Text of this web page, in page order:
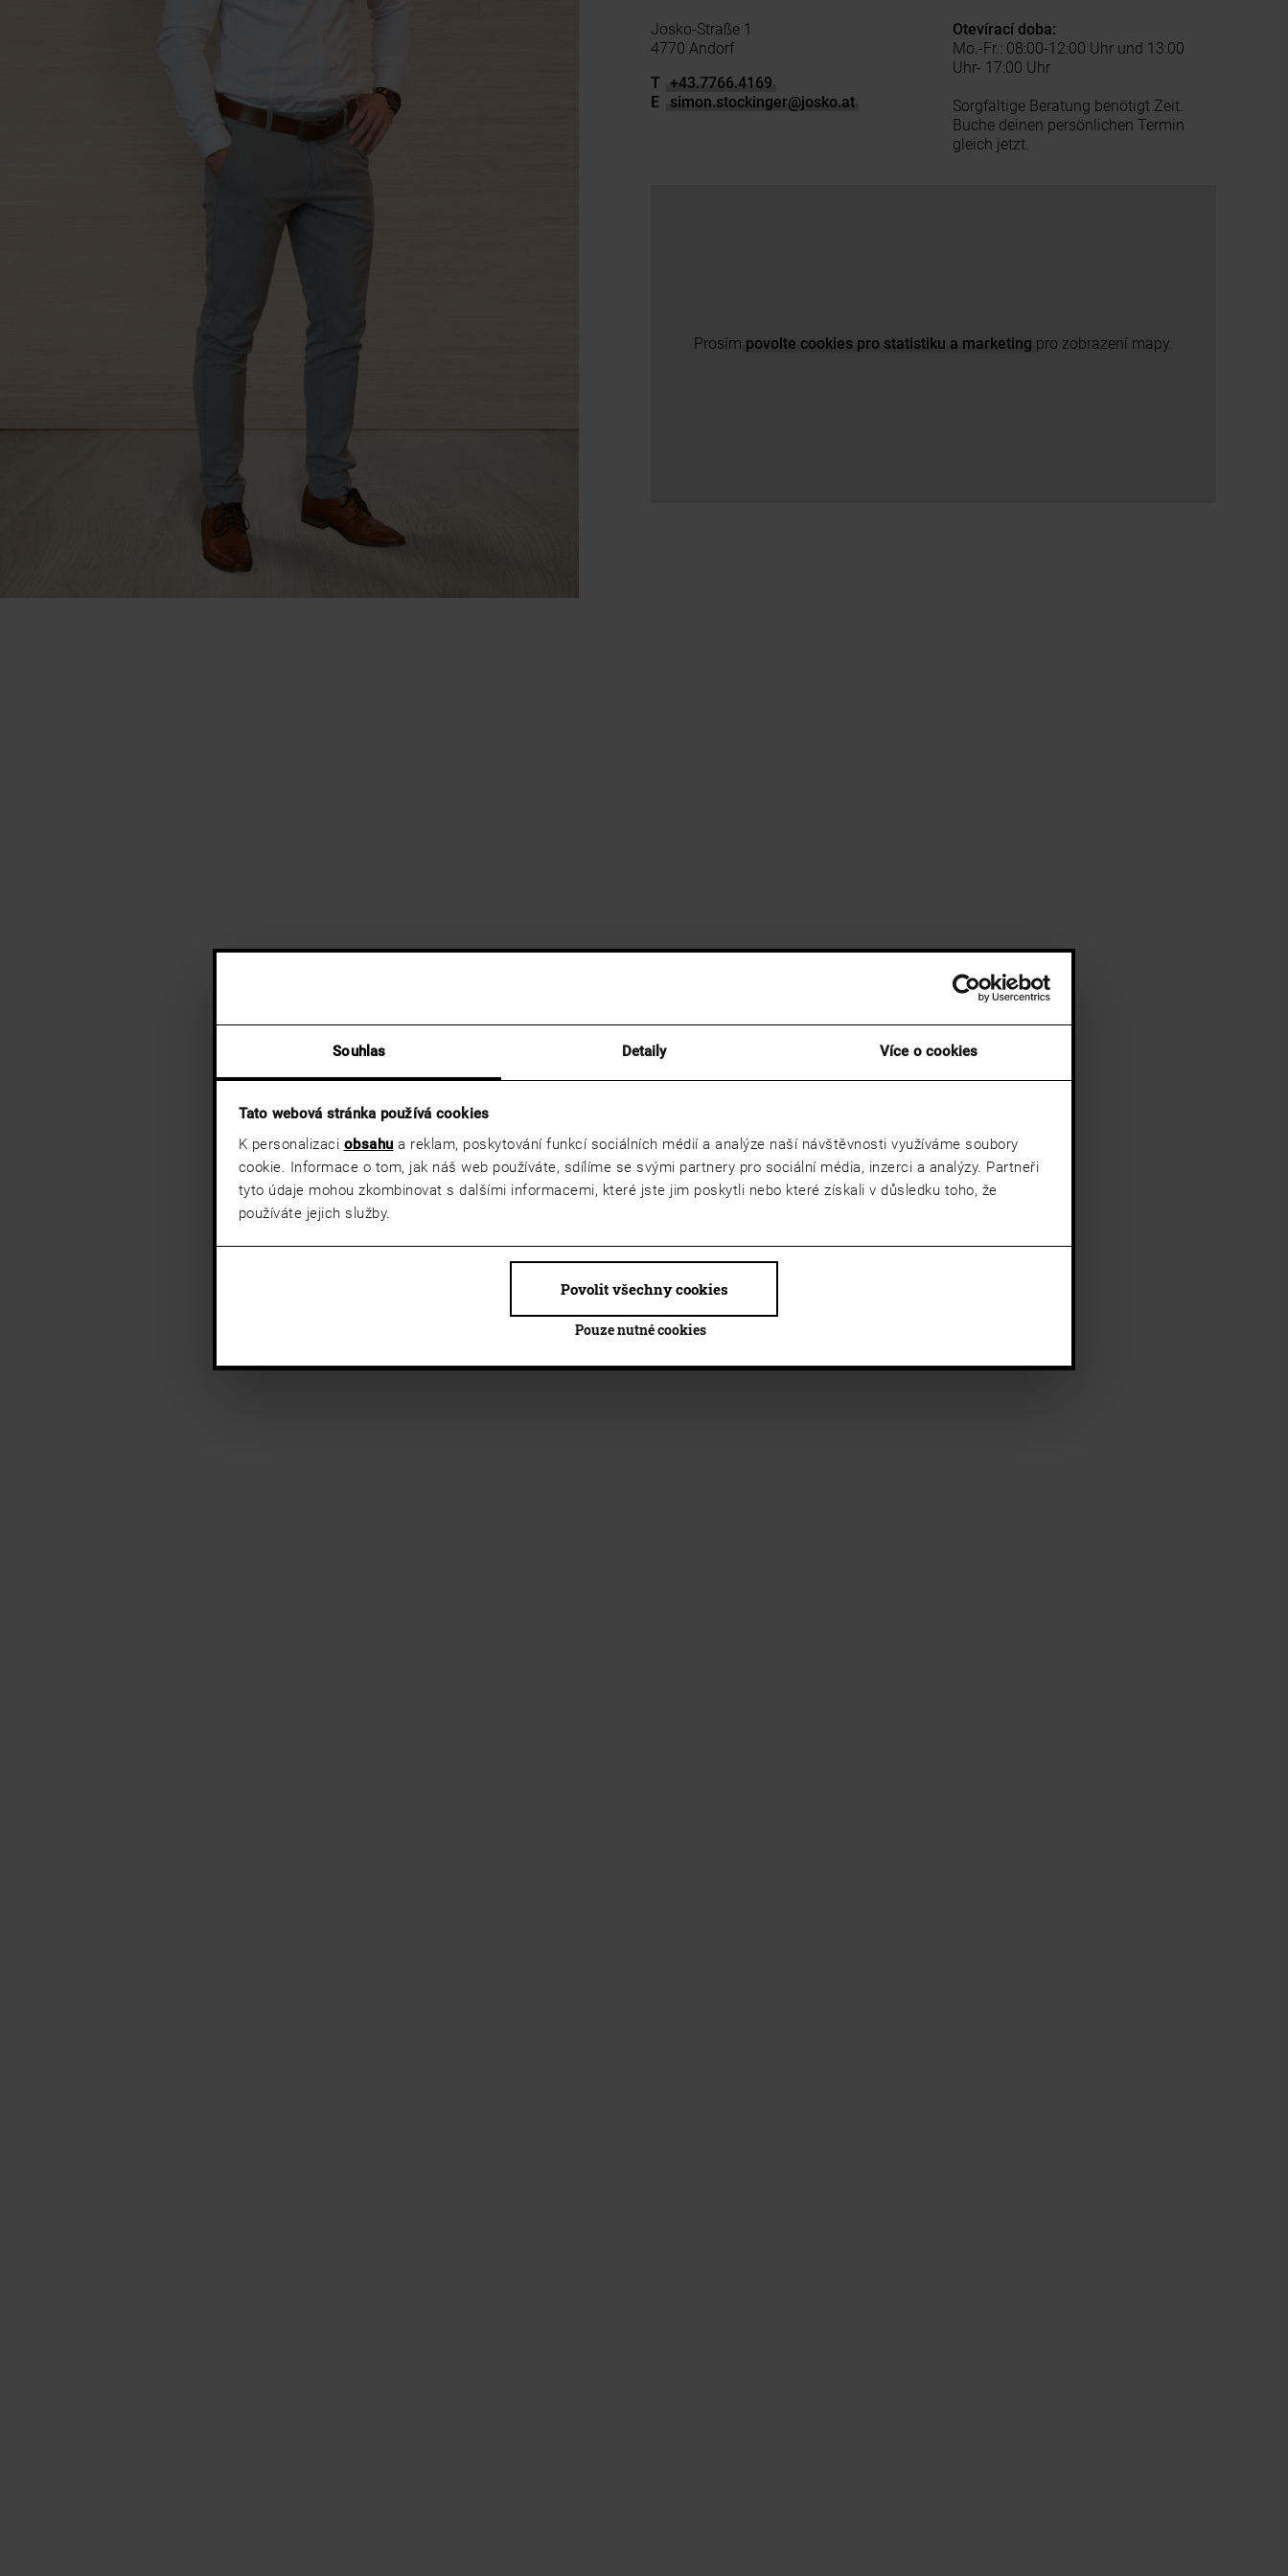
Souhlas Detaily Více o cookies
Tato webová stránka používá cookies
K personalizaci obsahu a reklam, poskytování funkcí sociálních médií a analýze naší návštěvnosti využíváme soubory
cookie. Informace o tom, jak náš web používáte, sdílíme se svými partnery pro sociální média, inzerci a analýzy. Partneři
tyto údaje mohou zkombinovat s dalšími informacemi, které jste jim poskytli nebo které získali v důsledku toho, že
používáte jejich služby.
Pouze nutné cookies
Povolit všechny cookies
Josko-Straße 1
4770 Andorf
T +43.7766.4169
E simon.stockinger@josko.at
Otevírací doba:
Mo.-Fr.: 08:00-12:00 Uhr und 13:00
Uhr- 17:00 Uhr
Sorgfältige Beratung benötigt Zeit.
Buche deinen persönlichen Termin
gleich jetzt.
Prosím povolte cookies pro statistiku a marketing pro zobrazení mapy.